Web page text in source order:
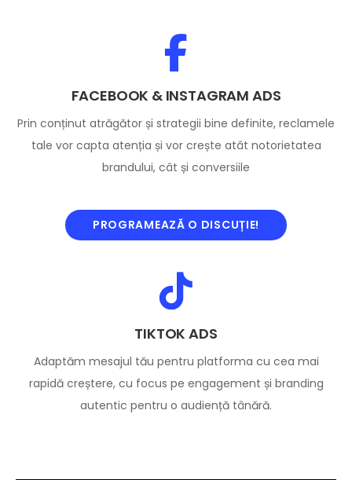
FACEBOOK & INSTAGRAM ADS
Prin conținut atrăgător și strategii bine definite, reclamele
tale vor capta atenția și vor crește atât notorietatea
brandului, cât și conversiile
PROGRAMEAZĂ O DISCUȚIE!
TIKTOK ADS
Adaptăm mesajul tău pentru platforma cu cea mai
rapidă creștere, cu focus pe engagement și branding
autentic pentru o audiență tânără.